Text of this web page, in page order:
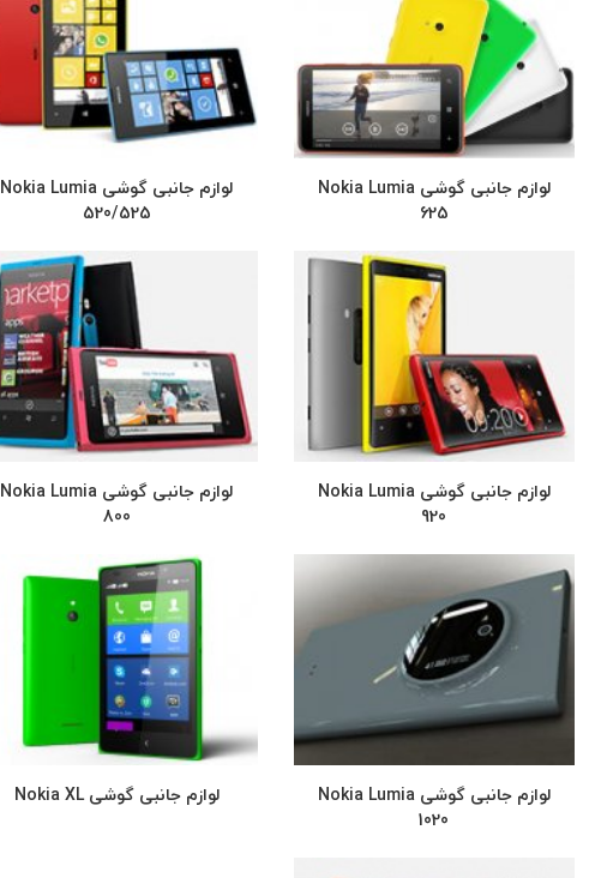
لوازم جانبی گوشی Nokia Lumia
625
لوازم جانبی گوشی Nokia Lumia
520/525
لوازم جانبی گوشی Nokia Lumia
920
لوازم جانبی گوشی Nokia Lumia
800
لوازم جانبی گوشی Nokia Lumia
1020
لوازم جانبی گوشی Nokia XL